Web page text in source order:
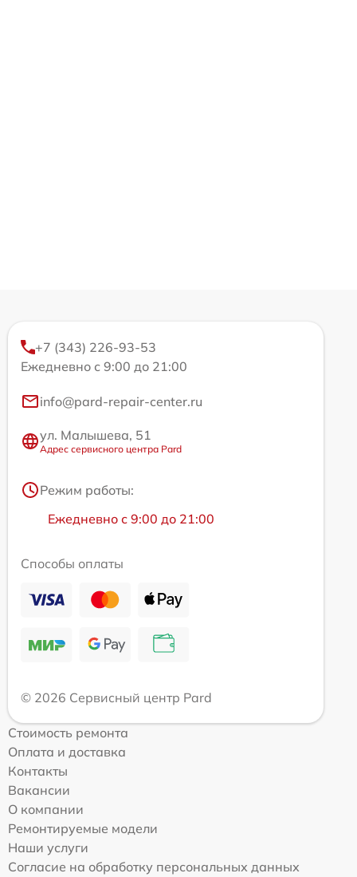
+7 (343) 226-93-53
Ежедневно с 9:00 до 21:00
info@pard-repair-center.ru
ул. Малышева, 51
Адрес сервисного центра Pard
Режим работы:
Ежедневно с 9:00 до 21:00
Способы оплаты
© 2026 Сервисный центр Pard
Стоимость ремонта
Оплата и доставка
Контакты
Вакансии
О компании
Ремонтируемые модели
Наши услуги
Согласие на обработку персональных данных